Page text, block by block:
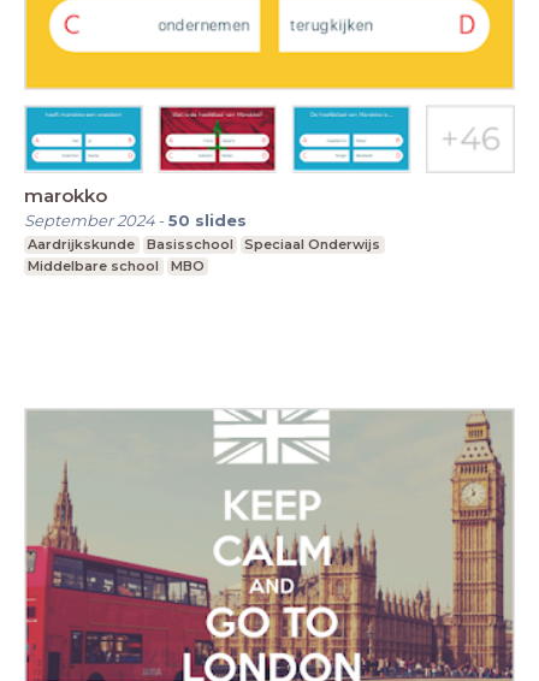
marokko
September 2024-50 slides
Aardrijkskunde Basisschool
Speciaal Onderwijs
Middelbare school
MBO